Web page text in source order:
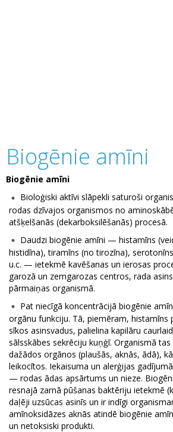
Biogēnie amīni
Biogēnie amīni
Bioloģiski aktīvi slāpekli saturoši
rodas dzīvajos organismos no
atšķelšanās (dekarboksilēšanās) procesā.
Daudzi biogēnie amīni — histamīns
histidīna), tiramīns (no tirozīna),
u.c. — ietekmē kavēšanas un ierosas
garozā un zemgarozas centros, rada
pārmaiņas organismā.
Pat niecīgā koncentrācijā biogēnie
orgānu funkciju. Tā, piemēram, histamīns
sīkos asinsvadus, palielina kapilāru
sālsskābes sekrēciju kuņģī. Organismā
dažādos orgānos (plaušās, aknās, ādā),
leikocītos. Iekaisuma un alerģijas
— rodas ādas apsārtums un nieze.
resnajā zarnā pūšanas baktēriju ietekmē
daļēji uzsūcas asinīs un ir indīgi
amīnoksidāzes aknās atindē biogēnie
un netoksiski produkti.